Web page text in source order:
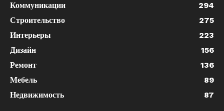
Коммуникации
294
Строительство
275
Интерьеры
223
Дизайн
156
Ремонт
136
Мебель
89
Недвижимость
87